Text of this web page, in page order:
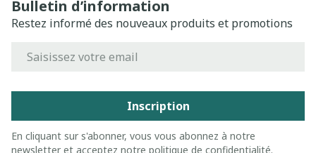
Bulletin d’information
Restez informé des nouveaux produits et promotions
Inscription
En cliquant sur s'abonner, vous vous abonnez à notre
newsletter et acceptez notre politique de confidentialité.